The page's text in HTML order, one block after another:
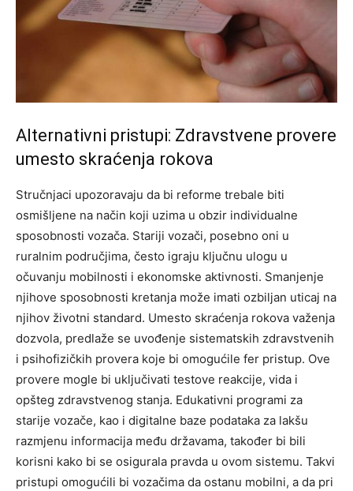
Alternativni pristupi: Zdravstvene provere
umesto skraćenja rokova
Stručnjaci upozoravaju da bi reforme trebale biti
osmišljene na način koji uzima u obzir individualne
sposobnosti vozača. Stariji vozači, posebno oni u
ruralnim područjima, često igraju ključnu ulogu u
očuvanju mobilnosti i ekonomske aktivnosti. Smanjenje
njihove sposobnosti kretanja može imati ozbiljan uticaj na
njihov životni standard. Umesto skraćenja rokova važenja
dozvola, predlaže se uvođenje sistematskih zdravstvenih
i psihofizičkih provera koje bi omogućile fer pristup. Ove
provere mogle bi uključivati testove reakcije, vida i
opšteg zdravstvenog stanja. Edukativni programi za
starije vozače, kao i digitalne baze podataka za lakšu
razmjenu informacija među državama, također bi bili
korisni kako bi se osigurala pravda u ovom sistemu. Takvi
pristupi omogućili bi vozačima da ostanu mobilni, a da pri